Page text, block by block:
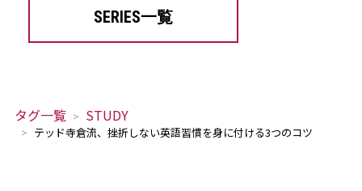
SERIES一覧
タグ一覧 STUDY
テッド寺倉流、挫折しない英語習慣を身に付ける3つのコツ